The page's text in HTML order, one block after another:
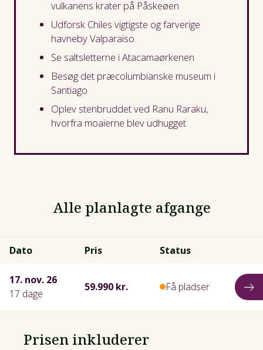
vulkanens krater på Påskeøen
Udforsk Chiles vigtigste og farverige
havneby Valparaiso
Se saltsletterne i Atacamaørkenen
Besøg det præcolumbianske museum i
Santiago
Oplev stenbruddet ved Ranu Raraku,
hvorfra moaierne blev udhugget
Alle planlagte afgange
Dato Pris Status
17. nov. 26
17 dage
59.990 kr. Få pladser
Prisen inkluderer